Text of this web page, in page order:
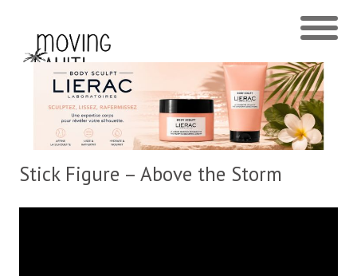
Stick Figure – Above the Storm